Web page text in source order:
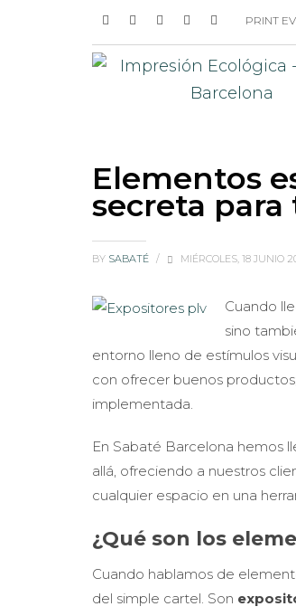
PRINT
Elementos
secreta
BY SABATÉ / MIÉRCOLES, 18 JUNIO
Cuando
sino
entorno lleno de estímulos
con ofrecer buenos
implementada.
En Sabaté Barcelona hemos
allá, ofreciendo a nuestros
cualquier espacio en una
¿Qué son los
Cuando hablamos de
del simple cartel. Son